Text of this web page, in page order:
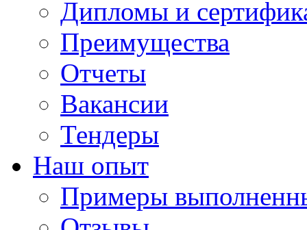
Дипломы и
Преимущества
Отчеты
Вакансии
Тендеры
Наш опыт
Примеры